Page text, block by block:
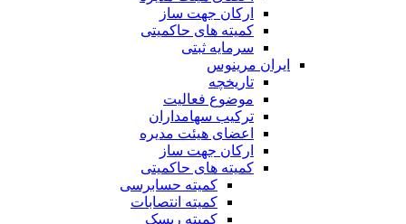
ارکان جهت ساز
کمیته های حاکمیتی
سرمایه ثبتی
ایران مرینوس
تاریخچه
موضوع فعالیت
ترکیب سهامداران
اعضای هیئت مدیره
ارکان جهت ساز
کمیته های حاکمیتی
کمیته حسابرسی
کمیته انتصابات
کمیته ریسک